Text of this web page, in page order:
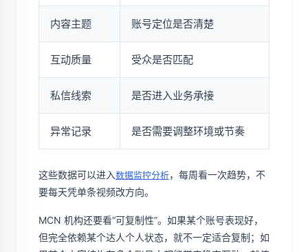
内容主题 账号定位是否清楚
互动质量 受众是否匹配
私信线索 是否进入业务承接
异常记录 是否需要调整环境或节奏
这些数据可以进入数据监控分析，每周看一次趋势，不
要每天凭单条视频改方向。
MCN 机构还要看“可复制性”。如果某个账号表现好，
但完全依赖某个达人个人状态，就不一定适合复制；如